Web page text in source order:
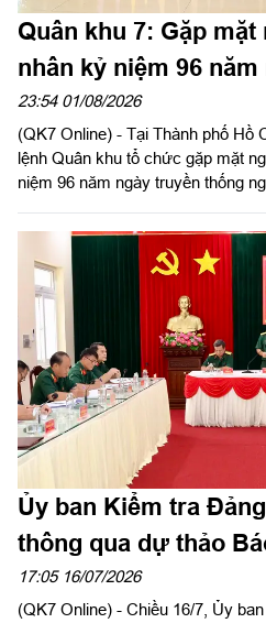
Quân khu 7: Gặp mặt
nhân kỷ niệm 96
ngành Tuyên giáo của
23:54 01/08/2026
(QK7 Online) - Tại Thành phố Hồ
lệnh Quân khu tổ chức gặp mặt
niệm 96 năm ngày truyền thống
Trọng Nghĩa, Ủy viên Bộ Chính
viên Thường vụ Quân ủy Trung
Chính trị Quân đội nhân dân Việt
Tuyên huấn Quân khu 7; Trung
Đảng ủy, Chính ủy Quân khu.
Ủy ban Kiểm tra
thông qua dự thảo
giám sát chuyên đề
17:05 16/07/2026
(QK7 Online) - Chiều 16/7, Ủy